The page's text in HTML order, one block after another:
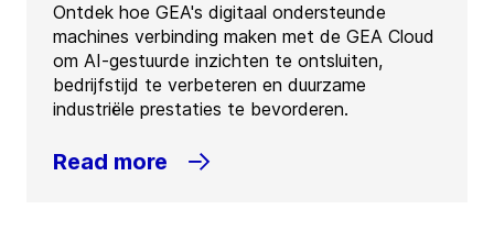
Ontdek hoe GEA's digitaal ondersteunde
machines verbinding maken met de GEA Cloud
om AI-gestuurde inzichten te ontsluiten,
bedrijfstijd te verbeteren en duurzame
industriële prestaties te bevorderen.
Read more